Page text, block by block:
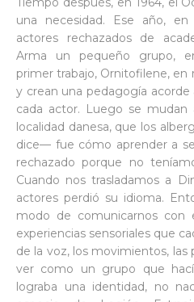
una necesidad. Ese año,
actores rechazados de
Arma un pequeño grupo,
primer trabajo, Ornitofilene, en
y crean una pedagogía
cada actor. Luego se mudan
localidad danesa, que los
dice— fue cómo aprender a
rechazado porque no
Cuando nos trasladamos a
actores perdió su idioma.
modo de comunicarnos con
experiencias sensoriales que
de la voz, los movimientos, las
ver como un grupo que
lograba una identidad, no